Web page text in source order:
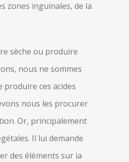
zones inguinales, de la
sèche ou produire
nous ne sommes
produire ces acides
nous les procurer
Or, principalement
Il lui demande
des éléments sur ia